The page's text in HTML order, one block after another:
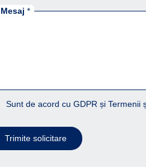
Mesaj *
Sunt de acord cu GDPR și Termenii
Trimite solicitare